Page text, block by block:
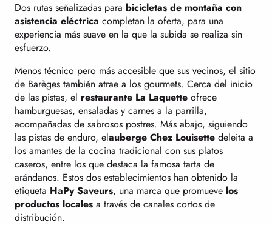
Dos rutas señalizadas para bicicletas de montaña con
asistencia eléctrica completan la oferta, para una
experiencia más suave en la que la subida se realiza sin
esfuerzo.
Menos técnico pero más accesible que sus vecinos, el sitio
de Barèges también atrae a los gourmets. Cerca del inicio
de las pistas, el restaurante La Laquette ofrece
hamburguesas, ensaladas y carnes a la parrilla,
acompañadas de sabrosos postres. Más abajo, siguiendo
las pistas de enduro, elauberge Chez Louisette deleita a
los amantes de la cocina tradicional con sus platos
caseros, entre los que destaca la famosa tarta de
arándanos. Estos dos establecimientos han obtenido la
etiqueta HaPy Saveurs, una marca que promueve los
productos locales a través de canales cortos de
distribución.